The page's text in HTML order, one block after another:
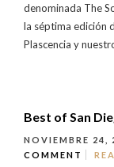
denominada The
la séptima edición
Plascencia y
Best of San
NOVIEMBRE 24,
COMMENT